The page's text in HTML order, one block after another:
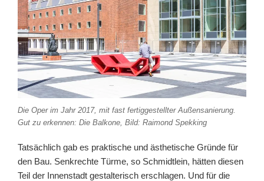
Die Oper im Jahr 2017, mit fast fertiggestellter Außensanierung.
Gut zu erkennen: Die Balkone, Bild: Raimond Spekking
Tatsächlich gab es praktische und ästhetische Gründe für
den Bau. Senkrechte Türme, so Schmidtlein, hätten diesen
Teil der Innenstadt gestalterisch erschlagen. Und für die